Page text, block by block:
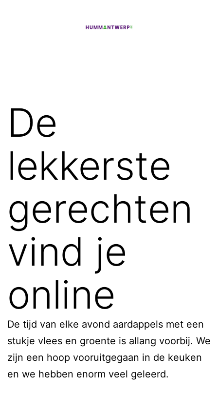
De
lekkerste
gerechten
vind je
online
De tijd van elke avond aardappels met een
stukje vlees en groente is allang voorbij. We
zijn een hoop vooruitgegaan in de keuken
en we hebben enorm veel geleerd.